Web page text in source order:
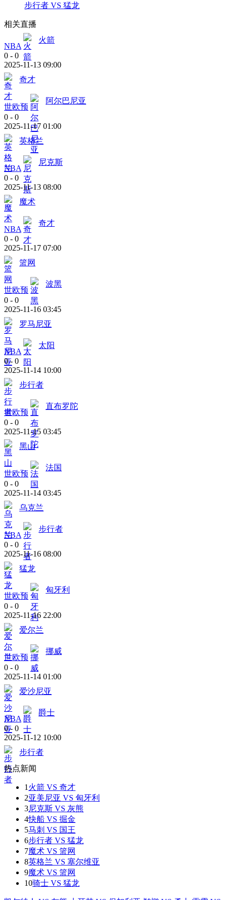
步行者 VS 猛龙
相关直播
NBA
火箭
0 - 0
2025-11-13 09:00
奇才
世欧预
阿尔巴尼亚
0 - 0
2025-11-17 01:00
英格兰
NBA
尼克斯
0 - 0
2025-11-13 08:00
魔术
NBA
奇才
0 - 0
2025-11-17 07:00
篮网
世欧预
波黑
0 - 0
2025-11-16 03:45
罗马尼亚
NBA
太阳
0 - 0
2025-11-14 10:00
步行者
世欧预
直布罗陀
0 - 0
2025-11-15 03:45
黑山
世欧预
法国
0 - 0
2025-11-14 03:45
乌克兰
NBA
步行者
0 - 0
2025-11-16 08:00
猛龙
世欧预
匈牙利
0 - 0
2025-11-16 22:00
爱尔兰
世欧预
挪威
0 - 0
2025-11-14 01:00
爱沙尼亚
NBA
爵士
0 - 0
2025-11-12 10:00
步行者
热点新闻
1 火箭 VS 奇才
2亚美尼亚 VS 匈牙利
3尼克斯 VS 灰熊
4快船 VS 掘金
5马刺 VS 国王
6步行者 VS 猛龙
7魔术 VS 篮网
8英格兰 VS 塞尔维亚
9魔术 VS 篮网
10骑士 VS 猛龙